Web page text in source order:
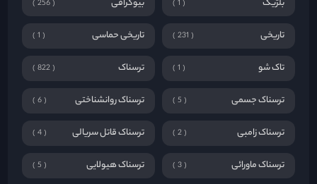
بلژیک 1 بیوگرافی 256
تاریخی 231 تاریخی حماسی 1
تاک شو 1 ترسناک 822
ترسناک جسمی 5 ترسناک روانشناختی 6
ترسناک زامبی 2 ترسناک قاتل سریالی 4
ترسناک ماورائی 3 ترسناک هیولایی 5